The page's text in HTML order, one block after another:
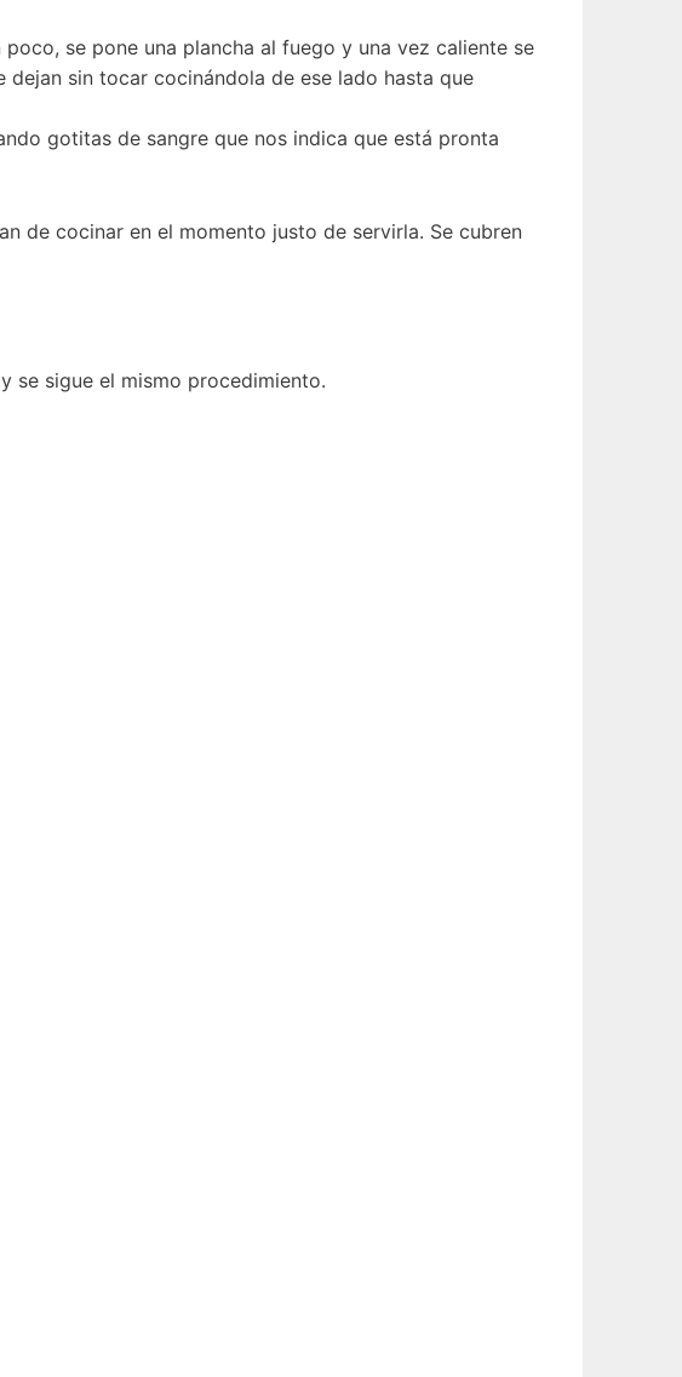
se pone una plancha al fuego y una vez caliente se
sin tocar cocinándola de ese lado hasta que
gotitas de sangre que nos indica que está pronta
de cocinar en el momento justo de servirla. Se cubren
se sigue el mismo procedimiento.